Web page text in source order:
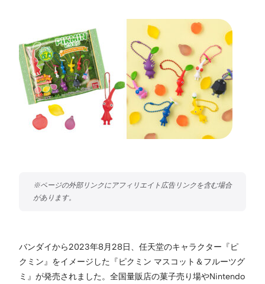
バンダイから2023年8月28日、任天堂のキャラクター『ピ
クミン』をイメージした『ピクミン マスコット＆フルーツグ
ミ』が発売されました。全国量販店の菓子売り場やNintendo